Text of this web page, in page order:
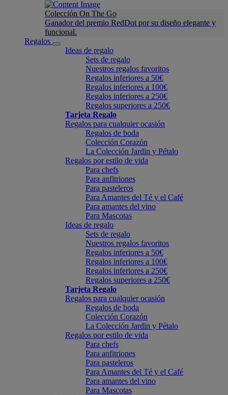
Colección On The Go
Ganador del premio RedDot por su diseño elegante y
funcional.
Regalos
Ideas de regalo
Sets de regalo
Nuestros regalos favoritos
Regalos inferiores a 50€
Regalos inferiores a 100€
Regalos inferiores a 250€
Regalos superiores a 250€
Tarjeta Regalo
Regalos para cualquier ocasión
Regalos de boda
Colección Corazón
La Colección Jardin y Pétalo
Regalos por estilo de vida
Para chefs
Para anfitriones
Para pasteleros
Para Amantes del Té y el Café
Para amantes del vino
Para Mascotas
Ideas de regalo
Sets de regalo
Nuestros regalos favoritos
Regalos inferiores a 50€
Regalos inferiores a 100€
Regalos inferiores a 250€
Regalos superiores a 250€
Tarjeta Regalo
Regalos para cualquier ocasión
Regalos de boda
Colección Corazón
La Colección Jardin y Pétalo
Regalos por estilo de vida
Para chefs
Para anfitriones
Para pasteleros
Para Amantes del Té y el Café
Para amantes del vino
Para Mascotas